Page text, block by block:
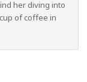
her diving into
of coffee in